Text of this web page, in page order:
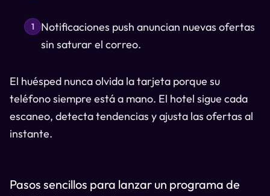
1
Notificaciones push anuncian nuevas ofertas
sin saturar el correo.
El huésped nunca olvida la tarjeta porque su
teléfono siempre está a mano. El hotel sigue cada
escaneo, detecta tendencias y ajusta las ofertas al
instante.
Pasos sencillos para lanzar un programa de